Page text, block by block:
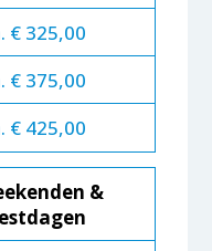
€ 325,00
€ 375,00
€ 425,00
&